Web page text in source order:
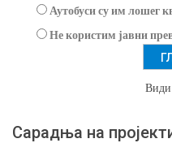
Аутобуси су им лошег
Не користим јавни
Види
Сарадња на